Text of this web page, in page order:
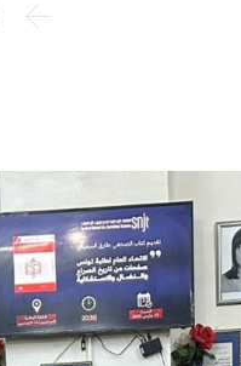
